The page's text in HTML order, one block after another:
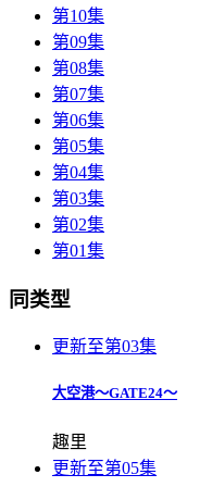
第10集
第09集
第08集
第07集
第06集
第05集
第04集
第03集
第02集
第01集
同类型
更新至第03集
大空港～GATE24～
趣里
更新至第05集